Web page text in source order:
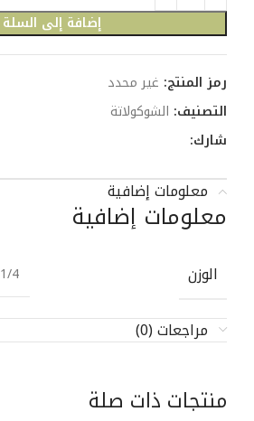
إضافة إلى السلة
رمز المنتج: غير محدد
التصنيف: الشوكولاتة
شارك:
معلومات إضافية
معلومات إضافية
الوزن 1/4كجم, 1/2كجم, 1كجم
مراجعات (0)
منتجات ذات صلة